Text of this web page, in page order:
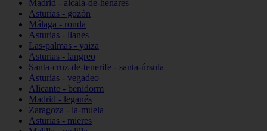
Madrid - alcalá-de-henares
Asturias - gozón
Málaga - ronda
Asturias - llanes
Las-palmas - yaiza
Asturias - langreo
Santa-cruz-de-tenerife - santa-úrsula
Asturias - vegadeo
Alicante - benidorm
Madrid - leganés
Zaragoza - la-muela
Asturias - mieres